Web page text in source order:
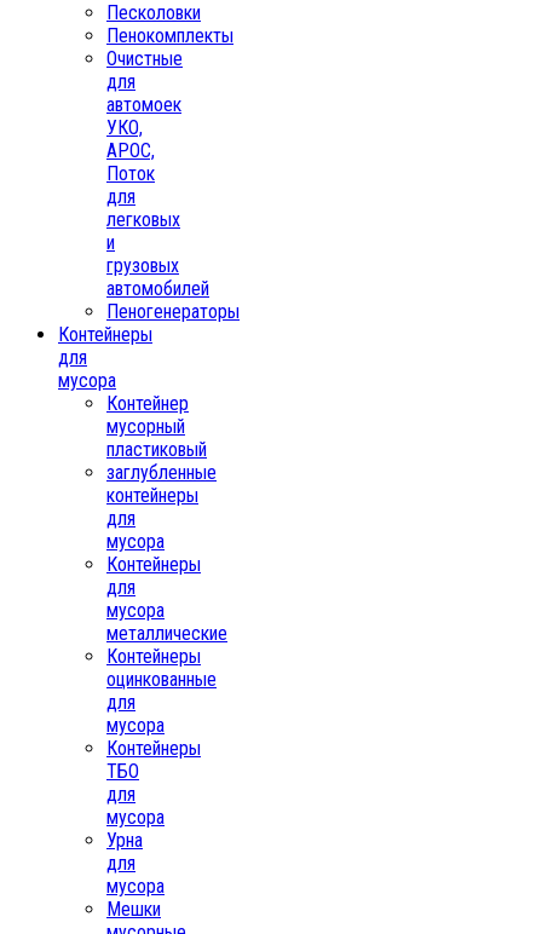
Песколовки
Пенокомплекты
Очистные
для
автомоек
УКО,
АРОС,
Поток
для
легковых
и
грузовых
автомобилей
Пеногенераторы
Контейнеры
для
мусора
Контейнер
мусорный
пластиковый
заглубленные
контейнеры
для
мусора
Контейнеры
для
мусора
металлические
Контейнеры
оцинкованные
для
мусора
Контейнеры
ТБО
для
мусора
Урна
для
мусора
Мешки